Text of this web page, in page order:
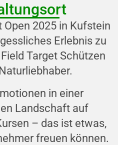
Open 2025 in Kufstein
Erlebnis zu
Target Schützen
in einer
Landschaft auf
– das ist etwas,
freuen können.